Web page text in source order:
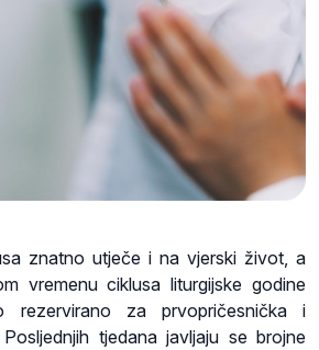
znatno utječe i na vjerski život, a
vremenu ciklusa liturgijske godine
rezervirano za prvopričesnička i
tjedana javljaju se brojne